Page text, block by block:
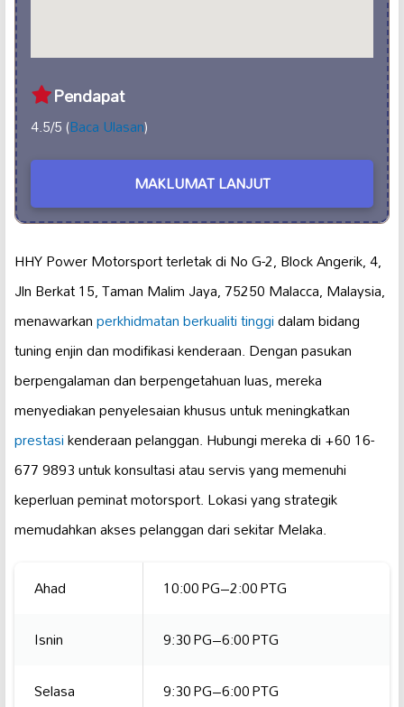
Pendapat
4.5/5 (Baca Ulasan)
MAKLUMAT LANJUT
HHY Power Motorsport terletak di No G-2, Block Angerik, 4,
Jln Berkat 15, Taman Malim Jaya, 75250 Malacca, Malaysia,
menawarkanperkhidmatan berkualiti tinggidalam bidang
tuning enjin dan modifikasi kenderaan. Dengan pasukan
berpengalaman dan berpengetahuan luas, mereka
menyediakan penyelesaian khusus untuk meningkatkan
prestasikenderaan pelanggan. Hubungi mereka di +60 16-
677 9893 untuk konsultasi atau servis yang memenuhi
keperluan peminat motorsport. Lokasi yang strategik
memudahkan akses pelanggan dari sekitar Melaka.
Ahad
10:00 PG–2:00 PTG
Isnin
9:30 PG–6:00 PTG
Selasa
9:30 PG–6:00 PTG